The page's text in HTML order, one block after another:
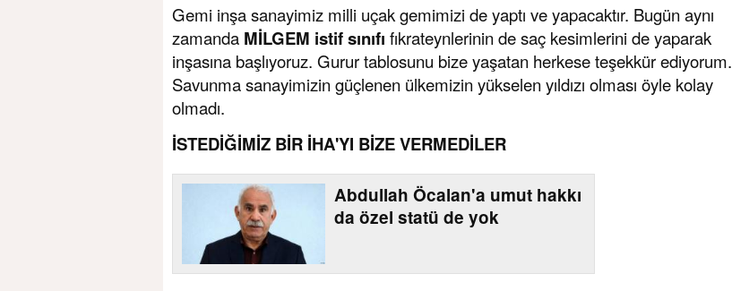
Gemi inşa sanayimiz milli uçak gemimizi de yaptı ve yapacaktır. Bugün aynı
zamanda MİLGEM istif sınıfı fıkrateynlerinin de saç kesimlerini de yaparak
inşasına başlıyoruz. Gurur tablosunu bize yaşatan herkese teşekkür ediyorum.
Savunma sanayimizin güçlenen ülkemizin yükselen yıldızı olması öyle kolay
olmadı.
İSTEDİĞİMİZ BİR İHA'YI BİZE VERMEDİLER
Abdullah Öcalan'a umut hakkı
da özel statü de yok